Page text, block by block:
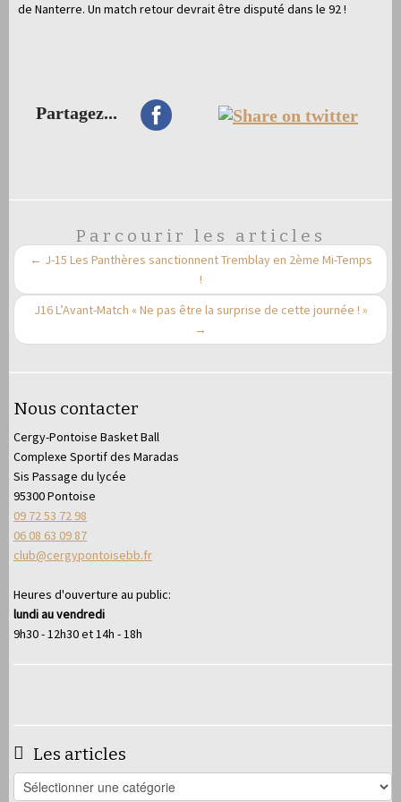
de Nanterre. Un match retour devrait être disputé dans le 92 !
Partagez...
Parcourir les articles
← J-15 Les Panthères sanctionnent Tremblay en 2ème Mi-Temps
!
J16 L’Avant-Match « Ne pas être la surprise de cette journée ! »
→
Nous contacter
Cergy-Pontoise Basket Ball
Complexe Sportif des Maradas
Sis Passage du lycée
95300 Pontoise
09 72 53 72 98
06 08 63 09 87
club@cergypontoisebb.fr
Heures d'ouverture au public:
lundi au vendredi
9h30 - 12h30 et 14h - 18h
Les articles
Les